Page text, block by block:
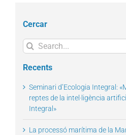
Cercar
Search
for:
Recents
Seminari d’Ecologia Integral:
reptes de la intel·ligència
Integral»
La processó marítima de la